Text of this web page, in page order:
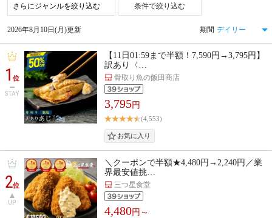
条件で絞り込む
2026年8月10日(月)更新 期間
1位
STAY
【11日01:59まで半額！7,590円→3,795円】
訳あり〈…
骨取り魚の飯田商店
3,795円
(4,553)
2位
UP
＼クーポンで半額★4,480円→2,240円／業
界最安値挑…
三つ星食堂
4,480円～